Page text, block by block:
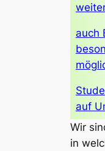
auch
auf
Wir
in